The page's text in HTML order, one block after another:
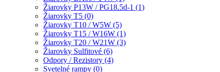
Žiarovky P13W / PG18.5d-1 (1)
Žiarovky T5 (0)
Žiarovky T10 / W5W (5)
Žiarovky T15 / W16W (1)
Žiarovky T20 / W21W (3)
Žiarovky Sulfitové (6)
Odpory / Rezistory (4)
Svetelné rampy (0)